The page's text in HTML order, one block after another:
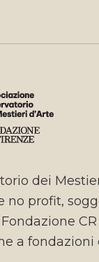
dei
no profit,
a fondazioni